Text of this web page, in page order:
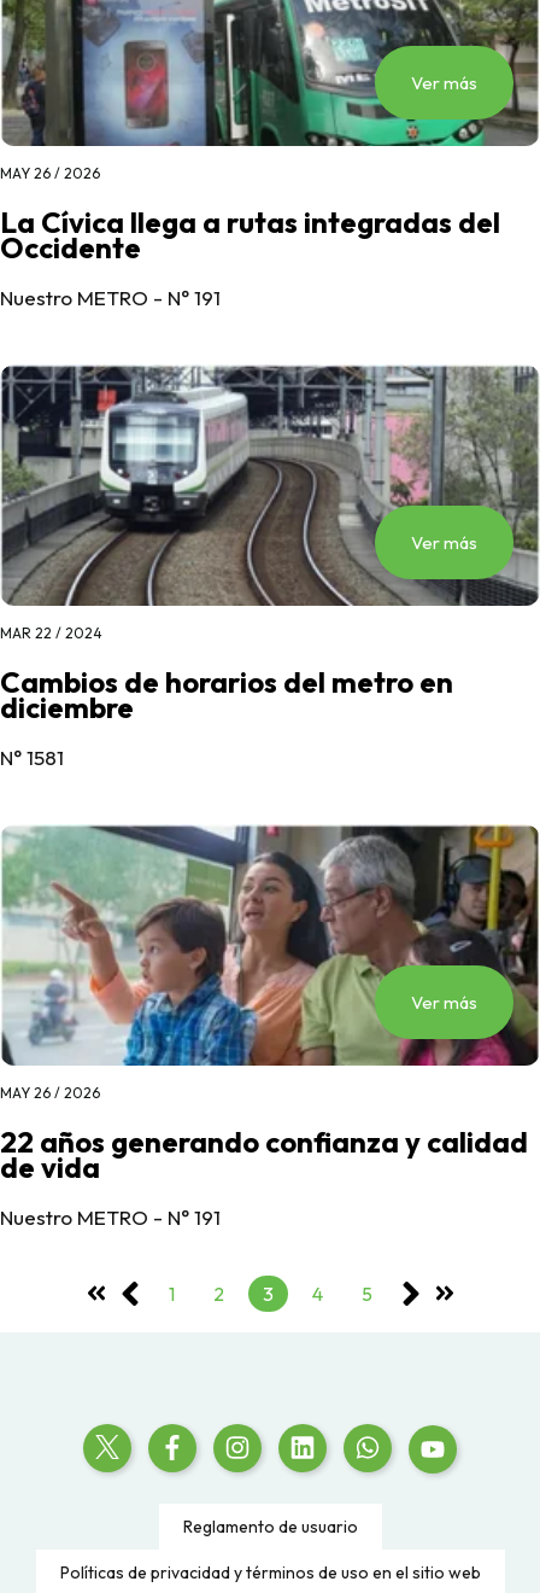
Ver más
MAY 26 / 2026
La Cívica llega a rutas integradas del
Occidente
Nuestro METRO - N° 191
Ver más
MAR 22 / 2024
Cambios de horarios del metro en
diciembre
N° 1581
Ver más
MAY 26 / 2026
22 años generando confianza y calidad
de vida
Nuestro METRO - N° 191
1 2 3 4 5
Reglamento de usuario
Políticas de privacidad y términos de uso en el sitio web